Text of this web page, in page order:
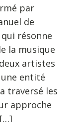
par
de
résonne
la musique
artistes
une entité
traversé les
approche